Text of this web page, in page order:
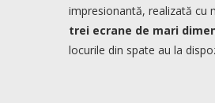
impresionantă, realizată cu
trei ecrane de mari
locurile din spate au la